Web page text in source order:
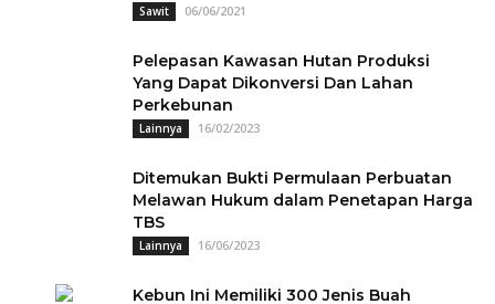
Sawit 06/06/2021
Pelepasan Kawasan Hutan Produksi
Yang Dapat Dikonversi Dan Lahan
Perkebunan
Lainnya 16/02/2023
Ditemukan Bukti Permulaan Perbuatan
Melawan Hukum dalam Penetapan Harga
TBS
Lainnya 16/06/2023
Kebun Ini Memiliki 300 Jenis Buah